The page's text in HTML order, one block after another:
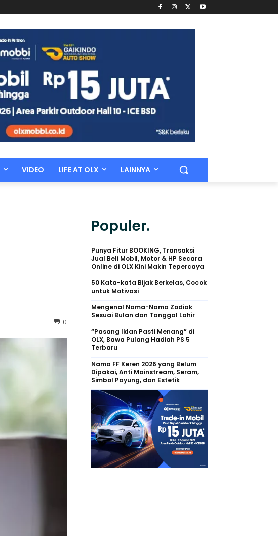
VIDEO LIFE AT OLX LAINNYA
0
Populer.
Punya Fitur BOOKING, Transaksi
Jual Beli Mobil, Motor & HP Secara
Online di OLX Kini Makin Tepercaya
50 Kata-kata Bijak Berkelas, Cocok
untuk Motivasi
Mengenal Nama-Nama Zodiak
Sesuai Bulan dan Tanggal Lahir
“Pasang Iklan Pasti Menang” di
OLX, Bawa Pulang Hadiah PS 5
Terbaru
Nama FF Keren 2026 yang Belum
Dipakai, Anti Mainstream, Seram,
Simbol Payung, dan Estetik